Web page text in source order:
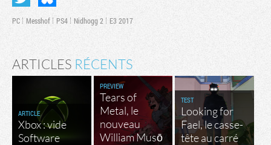
PC Messhof PS4 Nidhogg 2 E3 2017
ARTICLES RÉCENTS
ARTICLE
Xbox : vide
Software
PREVIEW
Tears of
Metal, le
nouveau
William Musō
TEST
Looking for
Fael, le casse-
tête au carré